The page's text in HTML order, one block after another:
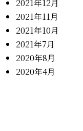
2021年12月
2021年11月
2021年10月
2021年7月
2020年8月
2020年4月